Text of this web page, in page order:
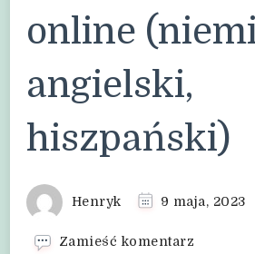
online
angielski,
hiszpański)
Henryk 9 maja, 2023
Zamieść komentarz